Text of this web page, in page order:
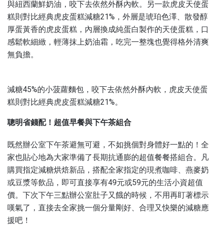
與紐西蘭鮮奶油，咬下去依然外酥內軟。另一款虎皮天使蛋
糕則對比經典虎皮蛋糕減糖21%，外層是琥珀色澤、散發醇
厚蛋黃香的虎皮蛋糕，內層換成純蛋白製作的天使蛋糕，口
感鬆軟細緻，輕薄抹上奶油霜，吃完一整塊也覺得格外清爽
無負擔。
減糖45%的小菠蘿麵包，咬下去依然外酥內軟，虎皮天使蛋
糕則對比經典虎皮蛋糕減糖21%。
聰明省錢配！超值早餐與下午茶組合
既然辦公室下午茶避無可避，不如挑個對身體好一點的！全
家也貼心地為大家準備了長期抗通膨的超值餐餐搭組合。凡
購買指定減糖烘焙新品，搭配全家指定的現煮咖啡、燕麥奶
或豆漿等飲品，即可直接享有49元或59元的生活小資超值
價。下次下午三點辦公室肚子又餓的時候，不用再盯著標示
嘆氣了，直接去全家挑一個分量剛好、合理又快樂的減糖應
援吧！